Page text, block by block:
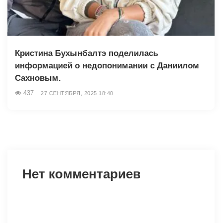
Кристина Бухынбалтэ поделилась
информацией о недопонимании с Даниилом
Сахновым.
437 27 СЕНТЯБРЯ, 2025 18:40
Нет комментариев